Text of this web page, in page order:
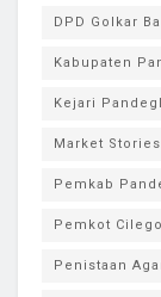
DPD Golkar
Kabupaten
Kejari
Market Stories
Pemkab
Pemkot
Penistaan